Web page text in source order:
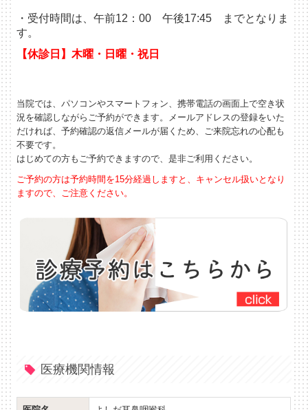
・受付時間は、午前12 ：00 午後17:45 までとなりま
す。
【休診日】木曜・日曜・祝日
当院では、パソコンやスマートフォン、携帯電話の画面上で空き状
況を確認しながらご予約ができます。メールアドレスの登録をいた
だければ、予約確認の返信メールが届くため、ご来院忘れの心配も
不要です。
はじめての方もご予約できますので、是非ご利用ください。
ご予約の方は予約時間を15分経過しますと、キャンセル扱いとなり
ますので、ご注意ください。
医療機関情報